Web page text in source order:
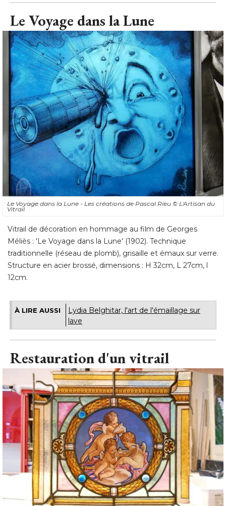
Le Voyage dans la Lune
Le Voyage dans la Lune - Les créations de Pascal Rieu © L'Artisan du
Vitrail
Vitrail de décoration en hommage au film de Georges
Méliès : 'Le Voyage dans la Lune' (1902). Technique
traditionnelle (réseau de plomb), grisaille et émaux sur verre.
Structure en acier brossé, dimensions : H 32cm, L 27cm, l
12cm.
À LIRE AUSSI
Lydia Belghitar, l'art de l'émaillage sur
lave
Restauration d'un vitrail